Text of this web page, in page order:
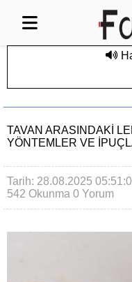
TAVAN ARASINDAKI
YÖNTEMLER VE
Tarih: 28.08.2025
542 Okunma 0 Yorum